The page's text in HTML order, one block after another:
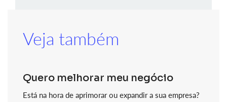
Veja também
Quero melhorar meu negócio
Está na hora de aprimorar ou expandir a sua empresa?